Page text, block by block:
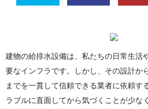
建物の給排水設備は、私たちの日常生活
要なインフラです。しかし、その設計か
までを一貫して信頼できる業者に依頼す
ラブルに直面してから気づくことが少な